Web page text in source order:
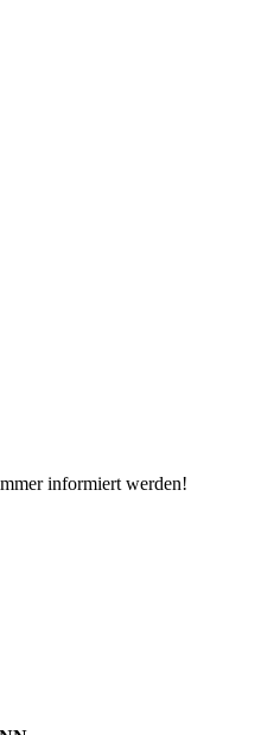
informiert werden!